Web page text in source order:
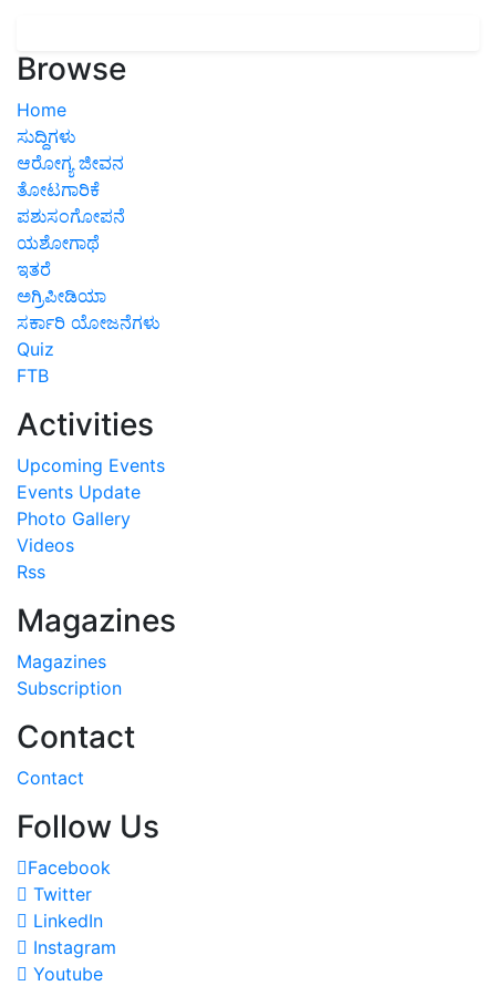
Browse
Home
ಸುದ್ದಿಗಳು
ಆರೋಗ್ಯ ಜೀವನ
ತೋಟಗಾರಿಕೆ
ಪಶುಸಂಗೋಪನೆ
ಯಶೋಗಾಥೆ
ಇತರೆ
ಅಗ್ರಿಪೀಡಿಯಾ
ಸರ್ಕಾರಿ ಯೋಜನೆಗಳು
Quiz
FTB
Activities
Upcoming Events
Events Update
Photo Gallery
Videos
Rss
Magazines
Magazines
Subscription
Contact
Contact
Follow Us
Facebook
Twitter
LinkedIn
Instagram
Youtube